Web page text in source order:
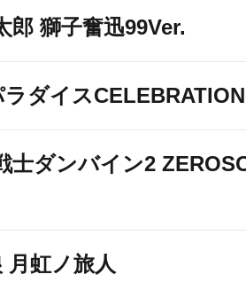
郎 獅子奮迅99Ver.
ダイスCELEBRATION
士ダンバイン2
月虹ノ旅人